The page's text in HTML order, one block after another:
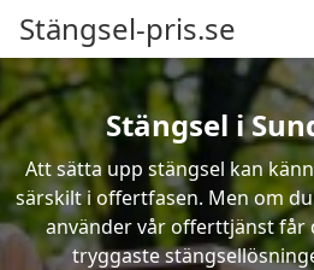
Stängsel-pris.se
Stängsel i
Att sätta upp stängsel kan
särskilt i offertfasen. Men om
använder vår offerttjänst får
tryggaste